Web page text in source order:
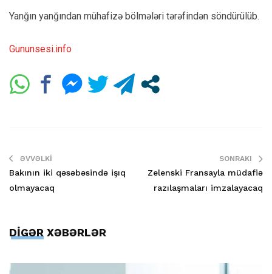
Yanğın yanğından mühafizə bölmələri tərəfindən söndürülüb.
Gununsesi.info
ƏVVƏLKI
Bakının iki qəsəbəsində işıq
olmayacaq
SONRAKI
Zelenski Fransayla müdafiə
razılaşmaları imzalayacaq
DİGƏR XƏBƏRLƏR